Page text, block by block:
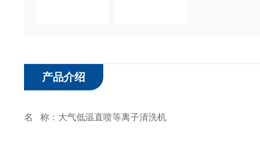
产品介绍
名 称：大气低温直喷等离子清洗机